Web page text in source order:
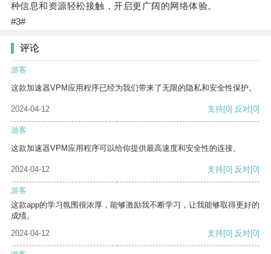
种信息和资源轻松接触，开启更广阔的网络体验。
#3#
评论
游客
这款加速器VPM应用程序已经为我们带来了无限的隐私和安全性保护。
2024-04-12 支持[0] 反对[0]
游客
这款加速器VPM应用程序可以给你提供最高速度和安全性的连接。
2024-04-12 支持[0] 反对[0]
游客
这款app的学习氛围很浓厚，能够激励我不断学习，让我能够取得更好的
成绩。
2024-04-12
支持[0] 反对[0]